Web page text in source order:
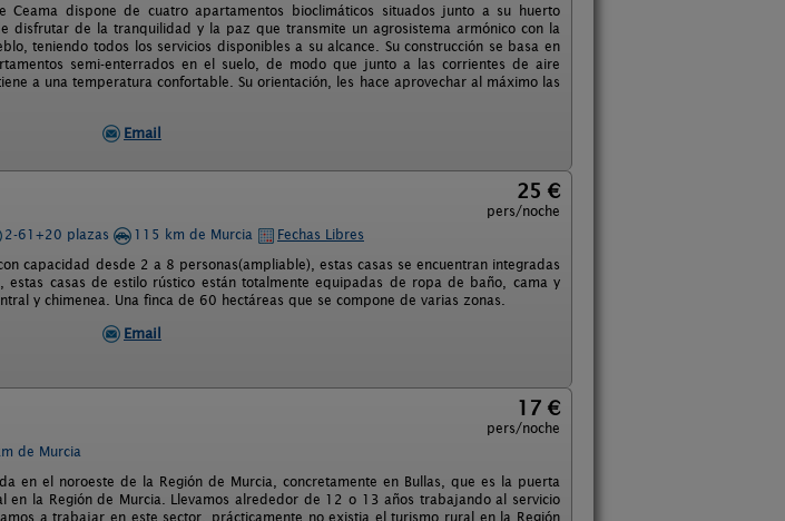
Ceama dispone de cuatro apartamentos bioclimáticos situados junto a su huerto
disfrutar de la tranquilidad y la paz que transmite un agrosistema armónico con la
teniendo todos los servicios disponibles a su alcance. Su construcción se basa en
semi-enterrados en el suelo, de modo que junto a las corrientes de aire
a una temperatura confortable. Su orientación, les hace aprovechar al máximo las
Email
25 €
pers/noche
2-61+20 plazas 115 km de Murcia
Fechas Libres
capacidad desde 2 a 8 personas(ampliable), estas casas se encuentran integradas
casas de estilo rústico están totalmente equipadas de ropa de baño, cama y
y chimenea. Una finca de 60 hectáreas que se compone de varias zonas.
Email
17 €
pers/noche
de Murcia
en el noroeste de la Región de Murcia, concretamente en Bullas, que es la puerta
en la Región de Murcia. Llevamos alrededor de 12 o 13 años trabajando al servicio
a trabajar en este sector, prácticamente no existia el turismo rural en la Región